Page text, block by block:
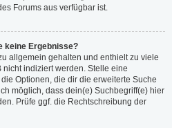
Forums aus verfügbar ist.
keine Ergebnisse?
allgemein gehalten und enthielt zu viele
indiziert werden. Stelle eine
Optionen, die dir die erweiterte Suche
möglich, dass dein(e) Suchbegriff(e) hier
Prüfe ggf. die Rechtschreibung der